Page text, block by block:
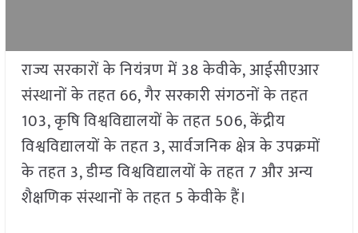
राज्य सरकारों के नियंत्रण में 38 केवीके, आईसीएआर
संस्थानों के तहत 66, गैर सरकारी संगठनों के तहत
103, कृषि विश्वविद्यालयों के तहत 506, केंद्रीय
विश्वविद्यालयों के तहत 3, सार्वजनिक क्षेत्र के उपक्रमों
के तहत 3, डीम्ड विश्वविद्यालयों के तहत 7 और अन्य
शैक्षणिक संस्थानों के तहत 5 केवीके हैं।